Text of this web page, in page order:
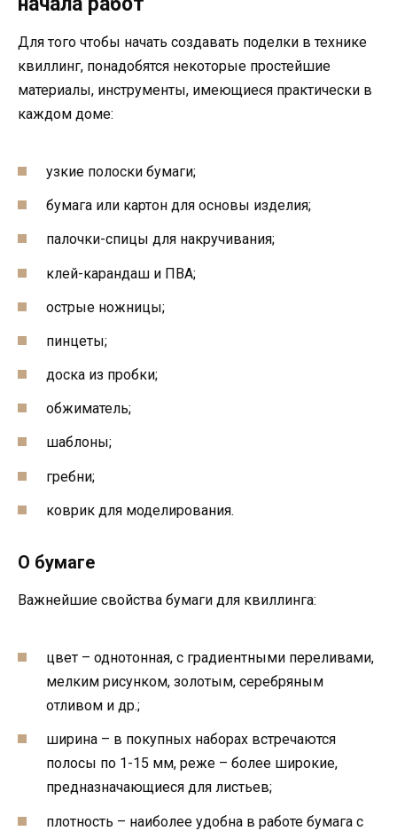
Для того чтобы начать создавать поделки в технике
квиллинг, понадобятся некоторые простейшие
материалы, инструменты, имеющиеся практически в
каждом доме:
узкие полоски бумаги;
бумага или картон для основы изделия;
палочки-спицы для накручивания;
клей-карандаш и ПВА;
острые ножницы;
пинцеты;
доска из пробки;
обжиматель;
шаблоны;
гребни;
коврик для моделирования.
О бумаге
Важнейшие свойства бумаги для квиллинга:
цвет – однотонная, с градиентными переливами,
мелким рисунком, золотым, серебряным
отливом и др.;
ширина – в покупных наборах встречаются
полосы по 1-15 мм, реже – более широкие,
предназначающиеся для листьев;
плотность – наиболее удобна в работе бумага с